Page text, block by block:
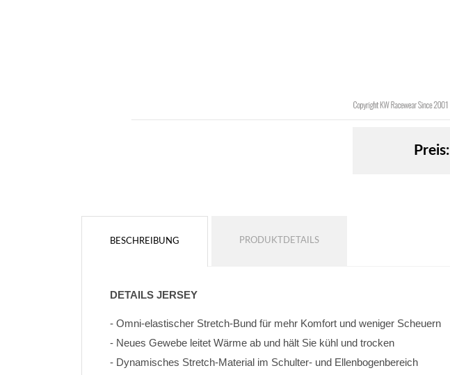
Preis:
BESCHREIBUNG PRODUKTDETAILS
DETAILS JERSEY
- Omni-elastischer Stretch-Bund für mehr Komfort und weniger Scheuern
- Neues Gewebe leitet Wärme ab und hält Sie kühl und trocken
- Dynamisches Stretch-Material im Schulter- und Ellenbogenbereich